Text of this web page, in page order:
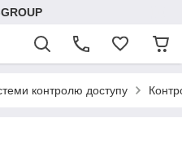
контролю доступу